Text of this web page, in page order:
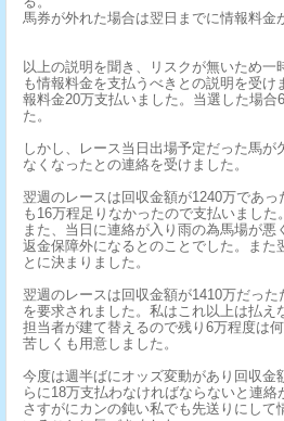
馬券が外れた場合は翌日までに情報料金
以上の説明を聞き、リスクが無いため一
も情報料金を支払うべきとの説明を受け
報料金20万支払いました。当選した場合
た。
しかし、レース当日出場予定だった馬が
なくなったとの連絡を受けました。
翌週のレースは回収金額が1240万であ
も16万程足りなかったので支払いました。
また、当日に連絡が入り雨の為馬場が悪
返金保障外になるとのことでした。また
とに決まりました。
翌週のレースは回収金額が1410万だっ
を要求されました。私はこれ以上は払え
担当者が建て替えるので残り6万程度は
苦しくも用意しました。
今度は週半ばにオッズ変動があり回収金
らに18万支払わなければならないと連絡
さすがにカンの鈍い私でも先送りにして